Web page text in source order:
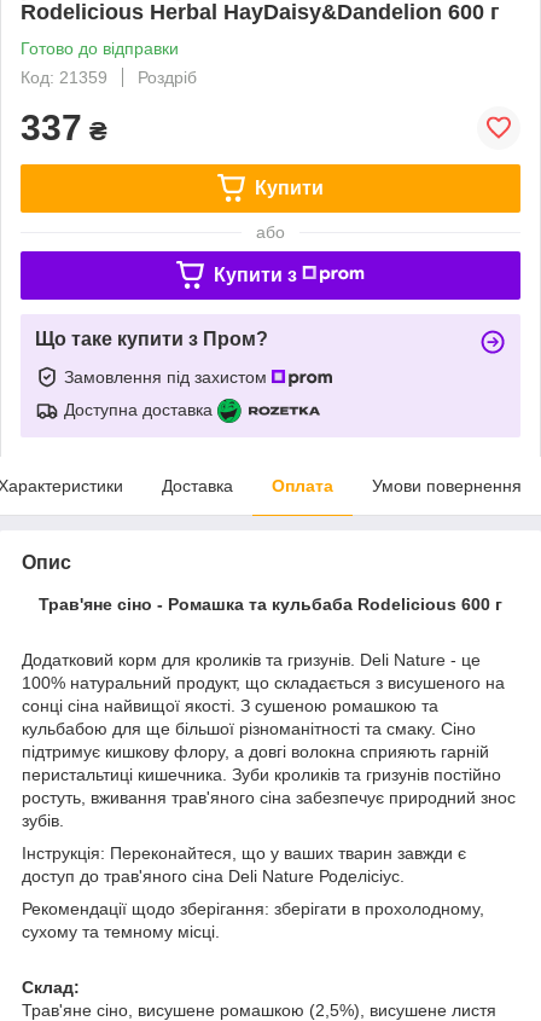
Rodelicious Herbal HayDaisy&Dandelion 600 г
Готово до відправки
Код: 21359
Роздріб
337 ₴
Купити
або
Купити з
Що таке купити з Пром?
Замовлення під захистом
Доступна доставка
Доставка Оплата Умови повернення
Опис
Трав'яне сіно - Ромашка та кульбаба Rodelicious 600 г
Додатковий корм для кроликів та гризунів. Deli Nature - це
100% натуральний продукт, що складається з висушеного на
сонці сіна найвищої якості. З сушеною ромашкою та
кульбабою для ще більшої різноманітності та смаку. Сіно
підтримує кишкову флору, а довгі волокна сприяють гарній
перистальтиці кишечника. Зуби кроликів та гризунів постійно
ростуть, вживання трав'яного сіна забезпечує природний знос
зубів.
Інструкція: Переконайтеся, що у ваших тварин завжди є
доступ до трав'яного сіна Deli Nature Роделісіус.
Рекомендації щодо зберігання: зберігати в прохолодному,
сухому та темному місці.
Склад:
Трав'яне сіно, висушене ромашкою (2,5%), висушене листя